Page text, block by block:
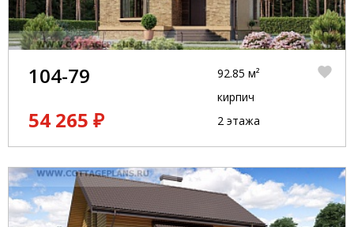
104-79
54 265 ₽
92.85 м²
кирпич
2 этажа